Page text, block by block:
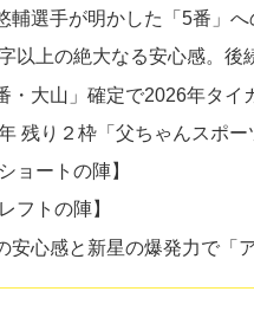
輔選手が明かした「5番」
以上の絶大なる安心感。後
・大山」確定で2026年タ
残り２枠「父ちゃんスポ
ショートの陣】
レフトの陣】
安心感と新星の爆発力で「